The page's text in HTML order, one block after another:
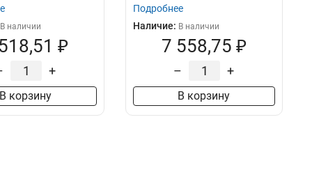
В наличии
₽
+
В корзину
Подробнее
Наличие: В наличии
7 558,75 ₽
– +
В корзину